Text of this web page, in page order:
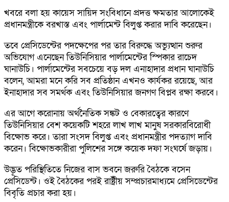
খবরে বলা হয় কায়েস সায়িদ সংবিধানে প্রদত্ত ক্ষমতার আলোকেই
প্রধানমন্ত্রীকে বরখাস্ত এবং পার্লামেন্ট বিলুপ্ত করার দাবি করেছেন।
তবে প্রেসিডেন্টের পদক্ষেপের পর তার বিরুদ্ধে অভ্যুত্থান শুরুর
অভিযোগ এনেছেন তিউনিসিয়ার পার্লামেন্টের স্পিকার রাচেদ
ঘানাউচি। পার্লামেন্টের সবচেয়ে বড় দল এনাহাদার প্রধান ঘানাউচি
বলেন, আমরা মনে করি সব প্রতিষ্ঠান এখনও কার্যকর রয়েছে, আর
ইনাহাদার সব সমর্থক এবং তিউনিসিয়ার জনগণ বিপ্লব রক্ষা করবে।
এর আগে করোনায় অর্থনৈতিক সঙ্কট ও বেকারত্বের কারণে
তিউনিসিয়ার বেশ কয়েকটি শহরে লাখ লাখ মানুষ সরকারবিরোধী
বিক্ষোভ করে। তারা সংসদ বিলুপ্ত এবং প্রধানমন্ত্রীর পদত্যাগ দাবি
করেন। বিক্ষোভকারীরা পুলিশের সঙ্গে কয়েক দফা সংঘর্ষে জড়ায়।
উদ্ভূত পরিস্থিতিতে নিজের বাস ভবনে জরুরি বৈঠকে বসেন
প্রেসিডেন্ট। ওই বৈঠকের পরই রাষ্ট্রীয় সম্প্রচারমাধ্যমে প্রেসিডেন্টের
বিবৃতি প্রচার করা হয়।